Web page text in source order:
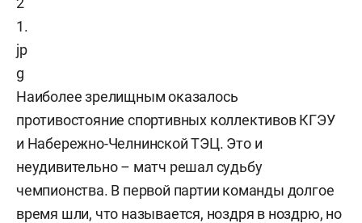
Наиболее зрелищным оказалось
противостояние спортивных коллективов КГЭУ
и Набережно-Челнинской ТЭЦ. Это и
неудивительно – матч решал судьбу
чемпионства. В первой партии команды долгое
время шли, что называется, ноздря в ноздрю, но